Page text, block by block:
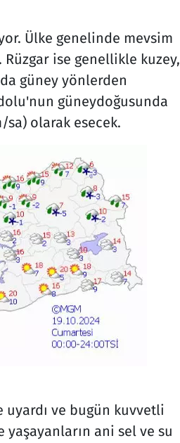
Ülke genelinde mevsim
ise genellikle kuzey,
güney yönlerden
güneydoğusunda
olarak esecek.
ve bugün kuvvetli
yaşayanların ani sel ve su